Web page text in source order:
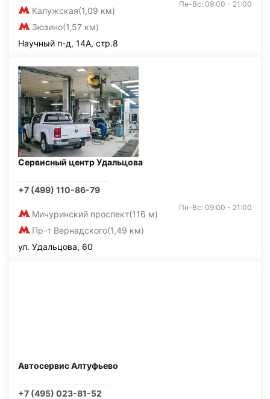
Калужская(1,09 км)
Зюзино(1,57 км)
Пн-Вс: 09:00 - 21:00
Научный п-д, 14А, стр.8
Сервисный центр Удальцова
+7 (499) 110-86-79
Мичуринский проспект(116 м)
Пр-т Вернадского(1,49 км)
Пн-Вс: 09:00 - 21:00
ул. Удальцова, 60
Автосервис Алтуфьево
+7 (495) 023-81-52